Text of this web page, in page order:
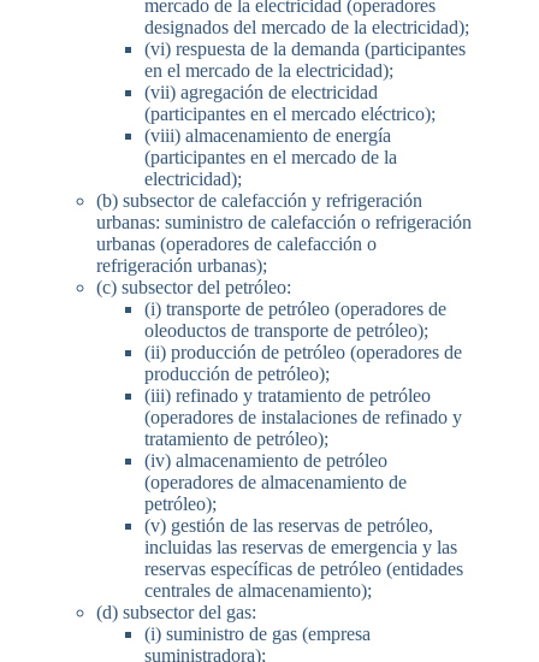
mercado de la electricidad (operadores
designados del mercado de la electricidad);
(vi) respuesta de la demanda (participantes
en el mercado de la electricidad);
(vii) agregación de electricidad
(participantes en el mercado eléctrico);
(viii) almacenamiento de energía
(participantes en el mercado de la
electricidad);
(b) subsector de calefacción y refrigeración
urbanas: suministro de calefacción o refrigeración
urbanas (operadores de calefacción o
refrigeración urbanas);
(c) subsector del petróleo:
(i) transporte de petróleo (operadores de
oleoductos de transporte de petróleo);
(ii) producción de petróleo (operadores de
producción de petróleo);
(iii) refinado y tratamiento de petróleo
(operadores de instalaciones de refinado y
tratamiento de petróleo);
(iv) almacenamiento de petróleo
(operadores de almacenamiento de
petróleo);
(v) gestión de las reservas de petróleo,
incluidas las reservas de emergencia y las
reservas específicas de petróleo (entidades
centrales de almacenamiento);
(d) subsector del gas:
(i) suministro de gas (empresa
suministradora);